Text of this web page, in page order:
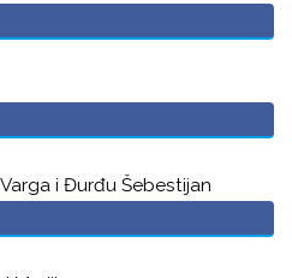
i Đurđu Šebestijan